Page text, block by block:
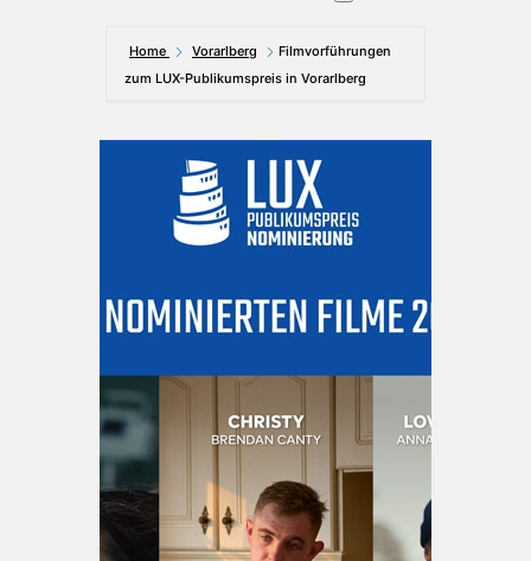
Home Vorarlberg
Filmvorführungen
zum LUX-Publikumspreis in Vorarlberg